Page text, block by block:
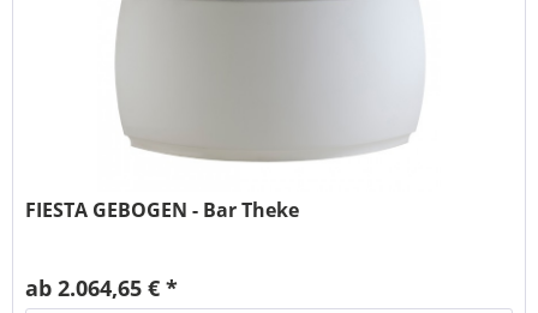
FIESTA GEBOGEN - Bar Theke
ab 2.064,65 € *